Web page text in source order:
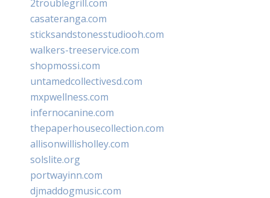
2troublegrill.com
casateranga.com
sticksandstonesstudiooh.com
walkers-treeservice.com
shopmossi.com
untamedcollectivesd.com
mxpwellness.com
infernocanine.com
thepaperhousecollection.com
allisonwillisholley.com
solslite.org
portwayinn.com
djmaddogmusic.com